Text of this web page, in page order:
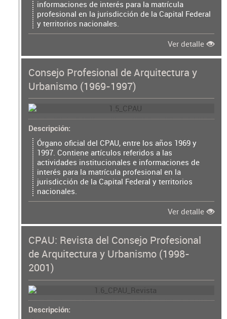
informaciones de interés para la matrícula
profesional en la jurisdicción de la Capital Federal
y territorios nacionales.
Ver detalle
Consejo Profesional de Arquitectura y
Urbanismo (1969-1997)
Descripción
Órgano oficial del CPAU, entre los años 1969 y
1997. Contiene artículos referidos a las
actividades institucionales e informaciones de
interés para la matrícula profesional en la
jurisdicción de la Capital Federal y territorios
nacionales.
Ver detalle
CPAU: Revista del Consejo Profesional
de Arquitectura y Urbanismo (1998-
2001)
Descripción